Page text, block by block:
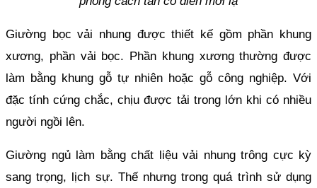
Giường bọc vải nhung được thiết kế gồm phần khung
xương, phần vải bọc. Phần khung xương thường được
làm bằng khung gỗ tự nhiên hoặc gỗ công nghiệp. Với
đặc tính cứng chắc, chịu được tải trong lớn khi có nhiều
người ngồi lên.
Giường ngủ làm bằng chất liệu vải nhung trông cực kỳ
sang trọng, lịch sự. Thế nhưng trong quá trình sử dụng